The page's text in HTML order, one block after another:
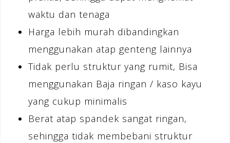
waktu dan tenaga
Harga lebih murah dibandingkan
menggunakan atap genteng lainnya
Tidak perlu struktur yang rumit, Bisa
menggunakan Baja ringan / kaso kayu
yang cukup minimalis
Berat atap spandek sangat ringan,
sehingga tidak membebani struktur